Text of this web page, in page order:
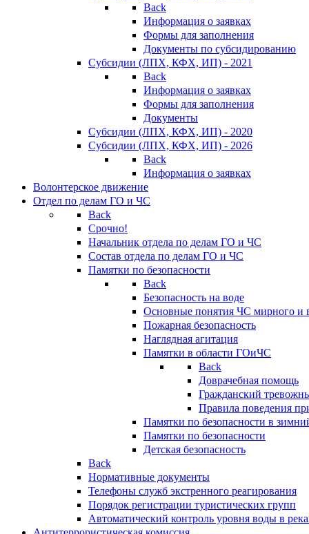
Back
Информация о заявках
Формы для заполнения
Документы по субсидированию
Субсидии (ЛПХ, КФХ, ИП) - 2021
Back
Информация о заявках
Формы для заполнения
Документы
Субсидии (ЛПХ, КФХ, ИП) - 2020
Субсидии (ЛПХ, КФХ, ИП) - 2026
Back
Информация о заявках
Волонтерское движение
Отдел по делам ГО и ЧС
Back
Срочно!
Начальник отдела по делам ГО и ЧС
Состав отдела по делам ГО и ЧС
Памятки по безопасности
Back
Безопасность на воде
Основные понятия ЧС мирного и
Пожарная безопасность
Наглядная агитация
Памятки в области ГОиЧС
Back
Доврачебная помощь
Гражданский
Правила поведения
Памятки по безопасности в
Памятки по безопасности
Детская безопасность
Back
Нормативные документы
Телефоны служб экстренного реагирования
Порядок регистрации туристических групп
Автоматический контроль уровня воды в